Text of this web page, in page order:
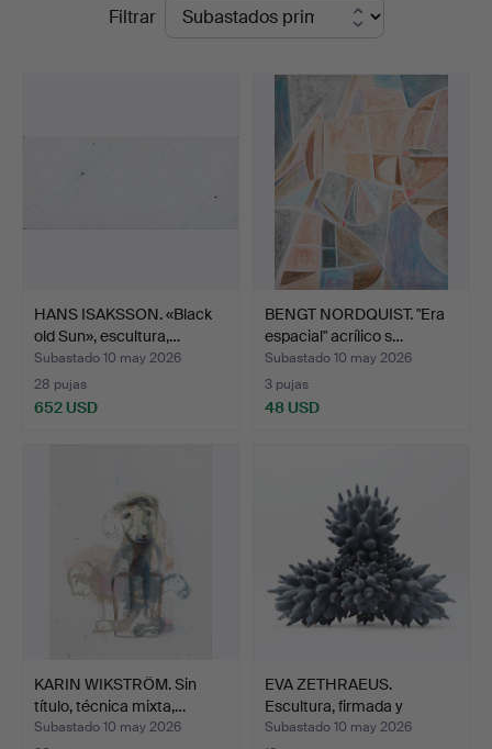
some of the artists who are part of the contemporary art
Filtrar
HANS ISAKSSON. «Black
old Sun», escultura,…
Subastado 10 may 2026
28 pujas
652 USD
BENGT NORDQUIST. "Era
espacial" acrílico s…
Subastado 10 may 2026
3 pujas
48 USD
KARIN WIKSTRÖM. Sin
título, técnica mixta,…
Subastado 10 may 2026
EVA ZETHRAEUS.
Escultura, firmada y
fechad…
Subastado 10 may 2026